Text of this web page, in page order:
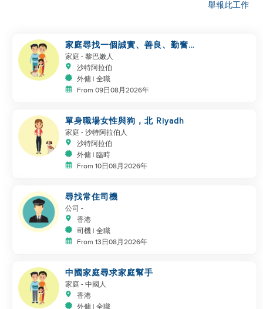
舉報此工作
家庭尋找一個誠實、善良、勤奮的
工作者
家庭 - 黎巴嫩人
沙特阿拉伯
外傭 | 全職
From 09日08月2026年
單身職場女性與狗，北 Riyadh
家庭 - 沙特阿拉伯人
沙特阿拉伯
外傭 | 臨時
From 10日08月2026年
尋找常住司機
公司 -
香港
司機 | 全職
From 13日08月2026年
中國家庭尋求家庭幫手
家庭 - 中國人
香港
外傭 | 全職